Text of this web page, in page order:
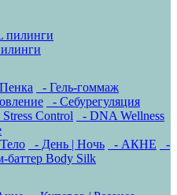
- Гель-гоммаж
- Себурегуляция
Stress Control
- DNA Wellness
- День | Ночь - АКНЕ
-
баттер Body Silk